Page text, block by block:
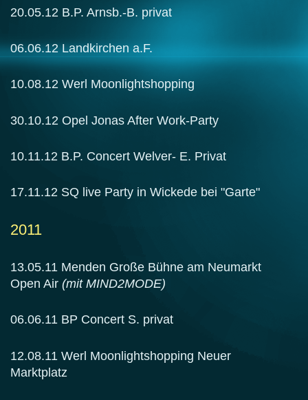
20.05.12 B.P. Arnsb.-B. privat
06.06.12 Landkirchen a.F.
10.08.12 Werl Moonlightshopping
30.10.12 Opel Jonas After Work-Party
10.11.12 B.P. Concert Welver- E. Privat
17.11.12 SQ live Party in Wickede bei "Garte"
2011
13.05.11 Menden Große Bühne am Neumarkt
Open Air (mit MIND2MODE)
06.06.11 BP Concert S. privat
12.08.11 Werl Moonlightshopping Neuer
Marktplatz